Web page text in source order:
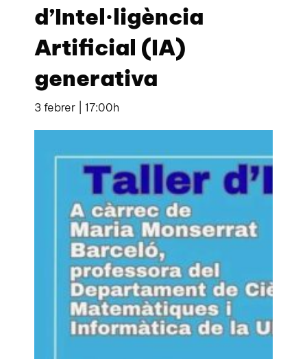
d’Intel·ligència
Artificial (IA)
generativa
3 febrer | 17:00h